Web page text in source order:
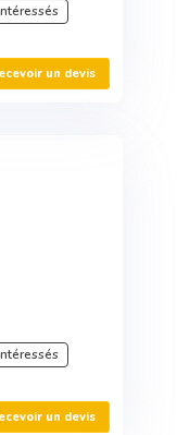
un devis
un devis